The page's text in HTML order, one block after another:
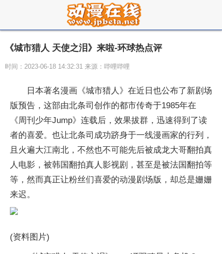
《城市猎人 天使之泪》来啦-环球热点评
时间：2023-06-18 14:32:31 来源：哔哩哔哩
日本著名漫画《城市猎人》在近日也公布了新剧场
版预告，这部由北条司创作的都市传奇于1985年在
《周刊少年Jump》连载后，效果拔群，迅速得到了读
者的喜爱。也让北条司成功跻身于一线漫画家的行列，
且火遍大江南北，不然也不可能先后被成龙大哥翻拍真
人电影，被韩国翻拍真人影视剧，甚至是被法国翻拍等
等，然而真正让粉丝们喜爱的动漫剧场版，却总是姗姗
来迟。
(资料图片)